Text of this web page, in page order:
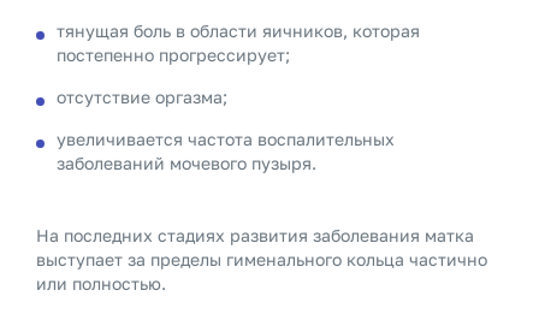
тянущая боль в области яичников, которая
постепенно прогрессирует;
отсутствие оргазма;
увеличивается частота воспалительных
заболеваний мочевого пузыря.
На последних стадиях развития заболевания матка
выступает за пределы гименального кольца частично
или полностью.